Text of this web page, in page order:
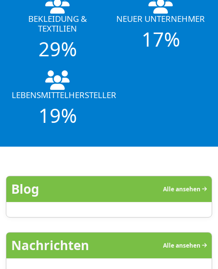
BEKLEIDUNG &
TEXTILIEN
29%
NEUER UNTERNEHMER
17%
LEBENSMITTELHERSTELLER
19%
Blog Alle ansehen
Nachrichten Alle ansehen